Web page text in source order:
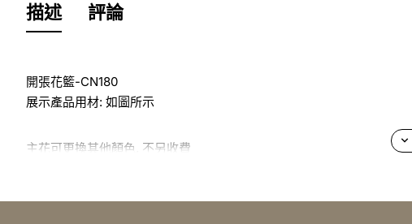
描述 評論
開張花籃-CN180
展示產品用材: 如圖所示
主花可更換其他顏色, 不另收費